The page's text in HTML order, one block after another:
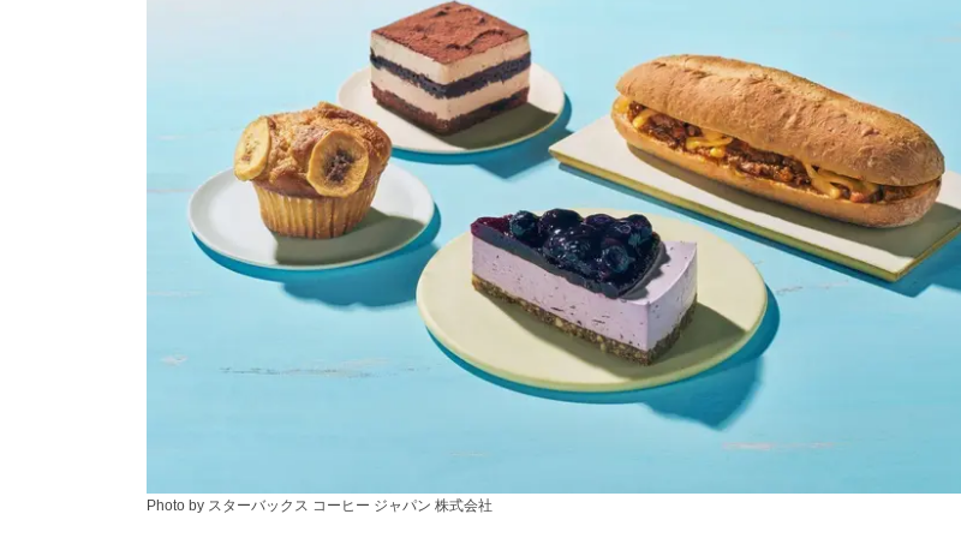
Photo by スターバックス コーヒー ジャパン 株式会社